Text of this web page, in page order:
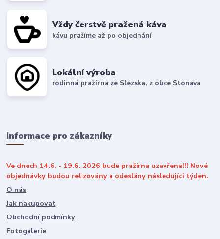
Vždy čerstvě pražená káva
kávu pražíme až po objednání
Lokální výroba
rodinná pražírna ze Slezska, z obce Stonava
Informace pro zákazníky
Ve dnech 14.6. - 19.6. 2026 bude pražírna uzavřena!!! Nové
objednávky budou relizovány a odeslány následující týden.
O nás
Jak nakupovat
Obchodní podmínky
Fotogalerie